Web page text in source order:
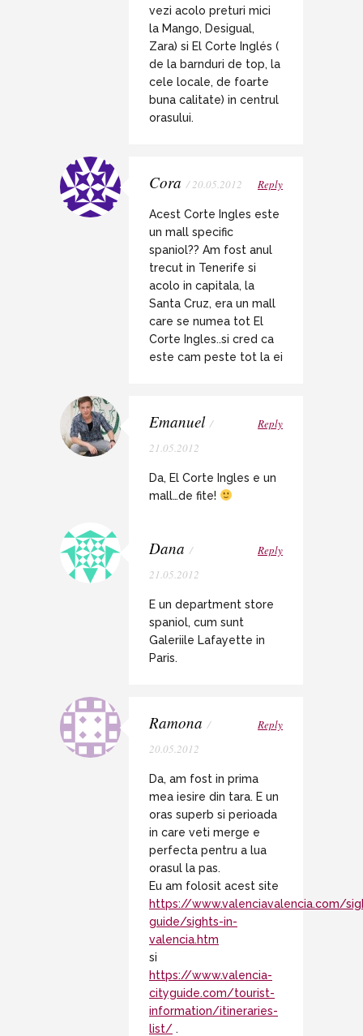
vezi acolo preturi mici
la Mango, Desigual,
Zara) si El Corte Inglés (
de la barnduri de top, la
cele locale, de foarte
buna calitate) in centrul
orasului.
Cora / 20.05.2012 Reply
Acest Corte Ingles este
un mall specific
spaniol?? Am fost anul
trecut in Tenerife si
acolo in capitala, la
Santa Cruz, era un mall
care se numea tot El
Corte Ingles..si cred ca
este cam peste tot la ei
Emanuel /
21.05.2012
Reply
Da, El Corte Ingles e un
mall…de fite!
Dana /
21.05.2012
Reply
E un department store
spaniol, cum sunt
Galeriile Lafayette in
Paris.
Ramona /
20.05.2012
Reply
Da, am fost in prima
mea iesire din tara. E un
oras superb si perioada
in care veti merge e
perfecta pentru a lua
orasul la pas.
Eu am folosit acest site
https://www.valenciavalencia.com/
guide/sights-in-
valencia.htm
si
https://www.valencia-
cityguide.com/tourist-
information/itineraries-
list/ .